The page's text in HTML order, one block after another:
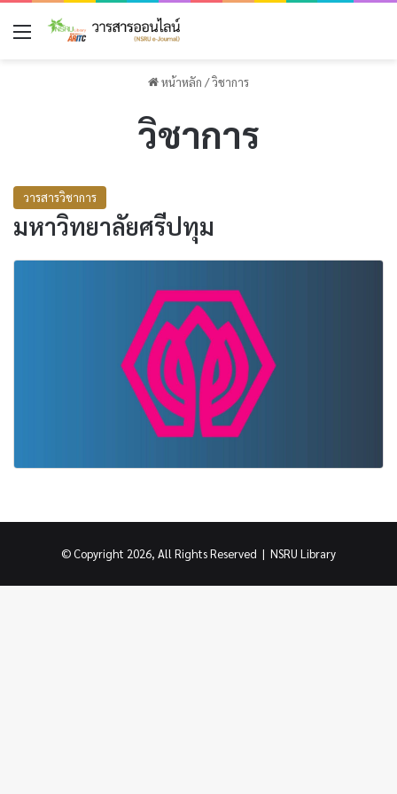
เมนู
หน้าหลัก /วิชาการ
วิชาการ
วารสารวิชาการ
มหาวิทยาลัยศรีปทุม
© Copyright 2026, All Rights Reserved | NSRU Library